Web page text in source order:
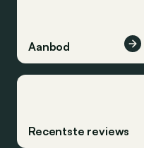
Aanbod
Recentste reviews